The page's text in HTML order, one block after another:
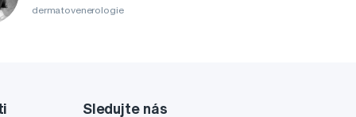
dermatovenerologie
Sledujte nás